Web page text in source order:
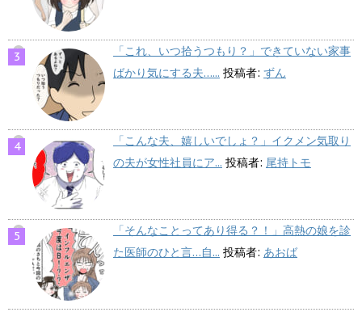
「これ、いつ拾うつもり？」できていない家事
ばかり気にする夫…... 投稿者: ずん
「こんな夫、嬉しいでしょ？」イクメン気取り
の夫が女性社員にア... 投稿者: 尾持トモ
「そんなことってあり得る？！」高熱の娘を診
た医師のひと言…自... 投稿者: あおば